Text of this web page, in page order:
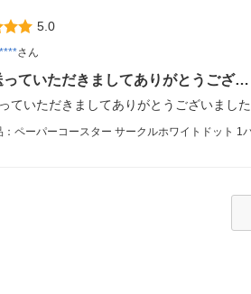
5.0
さん
っていただきましてありがとうござ…
ていただきましてありがとうございまし
：ペーパーコースター サークルホワイトドット 1